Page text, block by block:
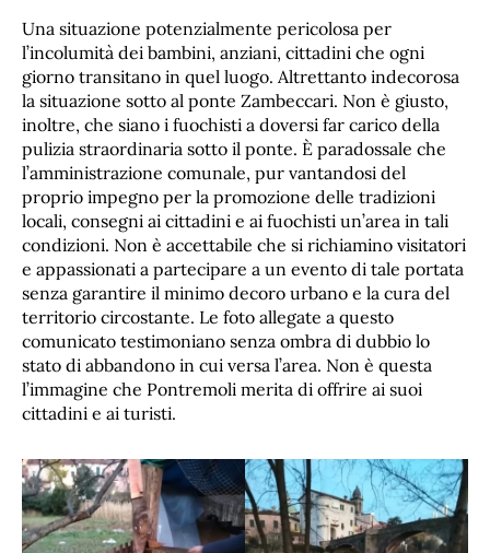
Una situazione potenzialmente pericolosa per
l’incolumità dei bambini, anziani, cittadini che ogni
giorno transitano in quel luogo. Altrettanto indecorosa
la situazione sotto al ponte Zambeccari. Non è giusto,
inoltre, che siano i fuochisti a doversi far carico della
pulizia straordinaria sotto il ponte. È paradossale che
l’amministrazione comunale, pur vantandosi del
proprio impegno per la promozione delle tradizioni
locali, consegni ai cittadini e ai fuochisti un’area in tali
condizioni. Non è accettabile che si richiamino visitatori
e appassionati a partecipare a un evento di tale portata
senza garantire il minimo decoro urbano e la cura del
territorio circostante. Le foto allegate a questo
comunicato testimoniano senza ombra di dubbio lo
stato di abbandono in cui versa l’area. Non è questa
l’immagine che Pontremoli merita di offrire ai suoi
cittadini e ai turisti.